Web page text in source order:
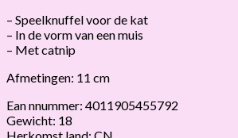
– Speelknuffel voor de kat
– In de vorm van een muis
– Met catnip
Afmetingen: 11 cm
Ean nnummer: 4011905455792
Gewicht: 18
Herkomst land: CN